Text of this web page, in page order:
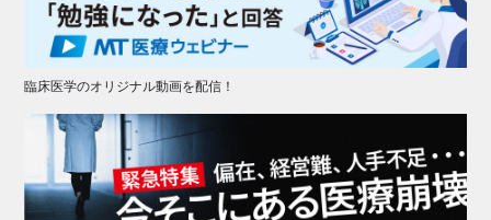
臨床医学のオリジナル動画を配信！